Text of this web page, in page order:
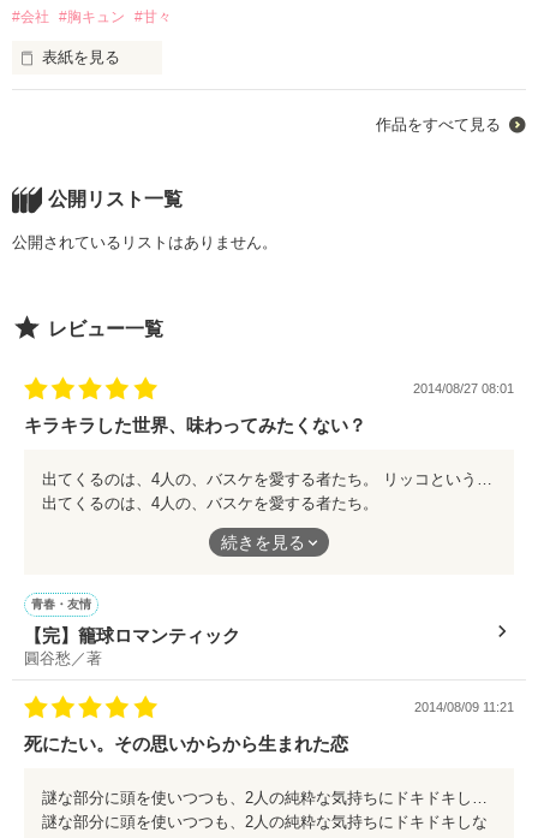
「俺ならそんな顔させないね...
手を伸ばせばすぐ...
「でも、私やっぱり
そう、俺様彼氏だって、
負けてません。
「お前は俺だけ
見てればいいんだよ...」
じゃぁ、もっと私を見てよ？
14年前、ある少女が死んだ。
そして...
呪い屋として、帰ってきた。
「呪いなら、なんでも。
#会社
#胸キュン #甘々
表紙を見る
そんな柚愛に
誰もが憧れるイケメンが近づく...
好きな人にそんなこと
言われたら断れないけど...
行ってしまったら
好きな気持ちが止まらなくなりそう。
奢ってくれるっていうけど...
「明日お金返しますから」
「んじゃ別なことで返してよね」
作品をすべて見る
公開リスト一覧
公開されているリストはありません。
レビュー一覧
2014/08/27 08:01
キラキラした世界、味わってみたくない？
出てくるのは、4人の、バスケを愛する者たち。 リッコという女性が、自分を活かすことのできなかった皆を引っ張り、愛し、大きく成長させていきます... そしてそのリッコ自身も、仲間たちに成長させられる... 主人公は、人を見るのが得意なレン。 それぞれが得意とするところを、バスケにも仲間間の関係にも活かしていきます... 何度も涙しました。 それぞれ皆、様々な過去があって。 その過去があるからこそ、皆の今の人生がある。皆を強くさせている。 もし複雑な過去がなければ、この4人が出会い、キラキラな人生を送ることはなかったかもしれない... 悩んでいるのは自分だけじゃない。 それを隠し、抱えながら生きている。 皆、それぞれ何かはあるんです。 でも、それをどう捉えるか。 4人は、蛇として地を這い、天を目指した。 この作品を通し、たくさんの人にそれぞれの生き方を考えてほしい。
出てくるのは、4人の、バスケを愛する者たち。
リッコという女性が、自分を活かすことのできなかった皆を引っ
張り、愛し、大きく成長させていきます...
主人公は、人を見るのが得意なレン。
それぞれが得意とするところを、バスケにも仲間間の関係にも活
かしていきます...
何度も涙しました。
それぞれ皆、様々な過去があって。
その過去があるからこそ、皆の今の人生がある。皆を強くさせて
もし複雑な過去がなければ、この4人が出会い、キラキラな人生
を送ることはなかったかもしれない...
続きを見る
青春・友情
【完】籠球ロマンティック
圓谷愁／著
2014/08/09 11:21
死にたい。その思いからから生まれた恋
謎な部分に頭を使いつつも、2人の純粋な気持ちにドキドキしながら... 簡単に入り込めて、余韻に浸れる... もし自分がこうだったら？ そんなことを考えながら読んでいける作品です。 死にたい。 でも、それって、ホントの気持ち？
謎な部分に頭を使いつつも、2人の純粋な気持ちにドキドキしな